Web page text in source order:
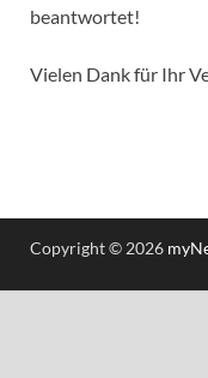
beantwortet!
Vielen Dank für Ihr
Copyright © 2026